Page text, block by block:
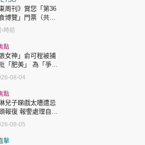
親子王
All rights reserved.
東周刊》賞您「第36
博覽」門票（共30
時前
點
張女神」俞可程被捕
「肥美」 為「爭
急消脂10日成功瘦
08-04
點
兒子睇戲太嘈遭忌
報復 報警處理自責
力 歐錦棠陳倩揚齊
媽媽有責任」
08-05
擊